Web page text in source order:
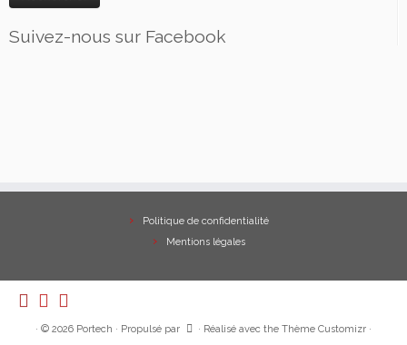
Suivez-nous sur Facebook
Politique de confidentialité
Mentions légales
· © 2026 Portech · Propulsé par · Réalisé avec the Thème Customizr ·